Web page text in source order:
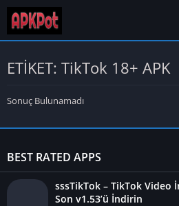
ETİKET: TikTok 18+ APK
Sonuç Bulunamadı
BEST RATED APPS
sssTikTok – TikTok Video
Son v1.53’ü İndirin